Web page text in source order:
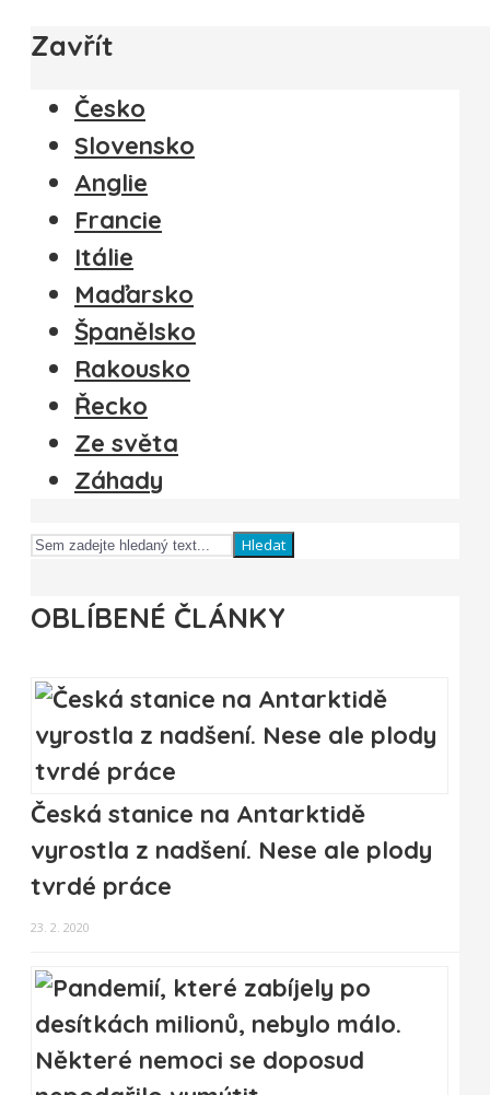
Zavřít
Česko
Slovensko
Anglie
Francie
Itálie
Maďarsko
Španělsko
Rakousko
Řecko
Ze světa
Záhady
Hledat
OBLÍBENÉ ČLÁNKY
Česká stanice na Antarktidě
vyrostla z nadšení. Nese ale plody
tvrdé práce
23. 2. 2020